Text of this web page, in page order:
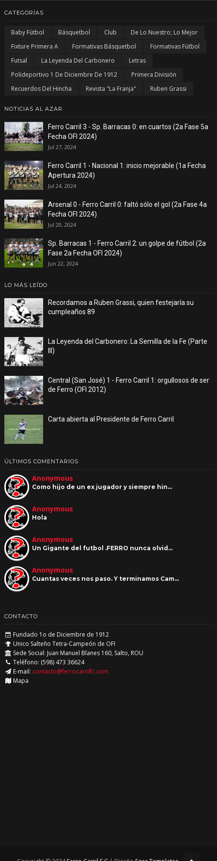
CATEGORÍAS
Baby Fútbol Básquetbol Club
De Lo Nuestro; Lo Mejor
Fixture Primera A
Formativas Básquetbol
Formativas Fútbol
Futsal
La Leyenda Del Carbonero
Letras
Polideportivo 1 De Diciembre De 1912
Primera División
Recuerdos Del Hincha
Revista "La Franja" Ruben Grassi
NOTICIAS AL AZAR
Ferro Carril 3 - Sp. Barracas 0: en cuartos (2a Fase 5a
Fecha OFI 2024)
Jul 27, 2024
Ferro Carril 1 - Nacional 1: inicio mejorable (1a Fecha
Apertura 2024)
Jul 24, 2024
Arsenal 0 - Ferro Carril 0: faltó sólo el gol (2a Fase 4a
Fecha OFI 2024)
Jul 20, 2024
Sp. Barracas 1 - Ferro Carril 2: un golpe de fútbol (2a
Fase 2a Fecha OFI 2024)
Jun 22, 2024
LO MÁS LEÍDO
Recordamos a Ruben Grassi, quien festejaría su
cumpleaños 89
La Leyenda del Carbonero: La Semilla de la Fe (Parte
III)
Central (San José) 1 - Ferro Carril 1: orgullosos de ser
de Ferro (OFI 2012)
Carta abierta al Presidente de Ferro Carril
ÚLTIMOS COMENTARIOS
Anonymous
Como hijo de un ex jugador y siempre hin…
Anonymous
Hola
Anonymous
Un Gigante del futbol .FERRO nunca olvid…
Anonymous
Cuantas veces nos paso. Y terminamos Cam…
CONTACTO
Fundado 1o de Diciembre de 1912
Unico Salteño Tetra-Campeón de OFI
Sede Social: Juan Manuel Blanes 160, Salto, ROU
Teléfono: (598) 473 36624
E-mail: contacto@ferrocarrilfc.com
Mapa